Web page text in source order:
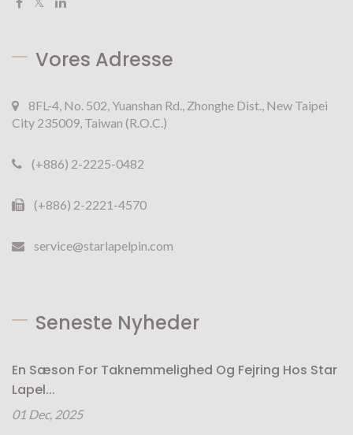
Vores Adresse
8FL-4, No. 502, Yuanshan Rd., Zhonghe Dist., New Taipei
City 235009, Taiwan (R.O.C.)
(+886) 2-2225-0482
(+886) 2-2221-4570
service@starlapelpin.com
Seneste Nyheder
En Sæson For Taknemmelighed Og Fejring Hos Star
Lapel...
01 Dec, 2025